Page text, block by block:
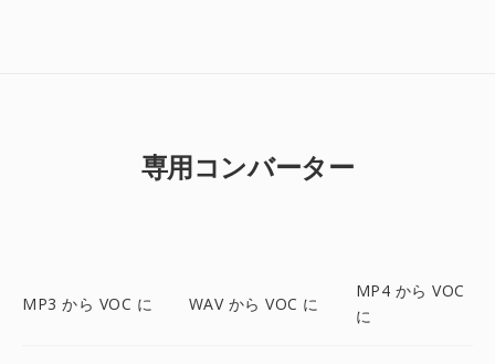
専用コンバーター
MP3 から VOC に WAV から VOC に
MP4 から VOC
に